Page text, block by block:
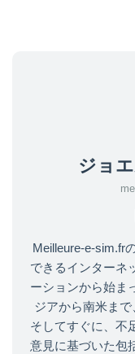
ジョ
Meilleure-e-sim.fr
できるインターネ
ーションから始ま
ジアから南米まで
そしてすぐに、不
意見に基づいた包